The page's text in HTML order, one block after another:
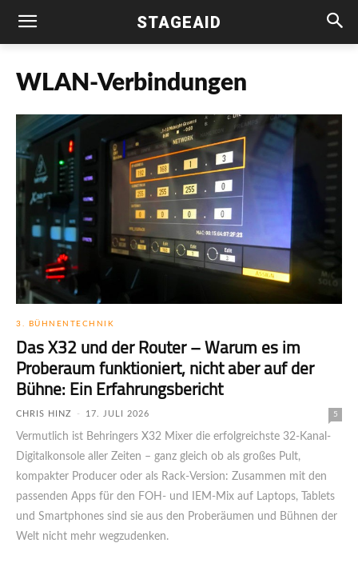
STAGEAID
WLAN-Verbindungen
3. BÜHNENTECHNIK
Das X32 und der Router – Warum es im
Probe­raum funk­tio­niert, nicht aber auf der
Bühne: Ein Erfahrungsbericht
CHRIS HINZ - 17. JULI 2026 5
Vermutlich ist Behringers X32 Mixer die erfolgreichste 32-Kanal-
Digitalkonsole aller Zeiten – ganz gleich ob als großes Pult,
kompakter Producer oder als Rack-Version: Zusammen mit den
passenden Apps für den FOH- und IEM-Mix auf Laptops, Tablets
und Smartphones sind sie aus den Proberäumen und Bühnen der
Welt nicht mehr wegzudenken.